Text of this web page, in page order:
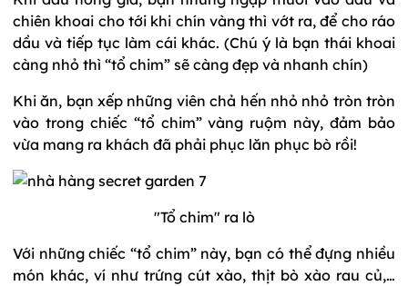
chiên khoai cho tới khi chín vàng thì vớt ra, để cho ráo
dầu và tiếp tục làm cái khác. (Chú ý là bạn thái khoai
càng nhỏ thì “tổ chim” sẽ càng đẹp và nhanh chín)
Khi ăn, bạn xếp những viên chả hến nhỏ nhỏ tròn tròn
vào trong chiếc “tổ chim” vàng ruộm này, đảm bảo
vừa mang ra khách đã phải phục lăn phục bò rồi!
"Tổ chim" ra lò
Với những chiếc “tổ chim” này, bạn có thể đựng nhiều
món khác, ví như trứng cút xào, thịt bò xào rau củ,…